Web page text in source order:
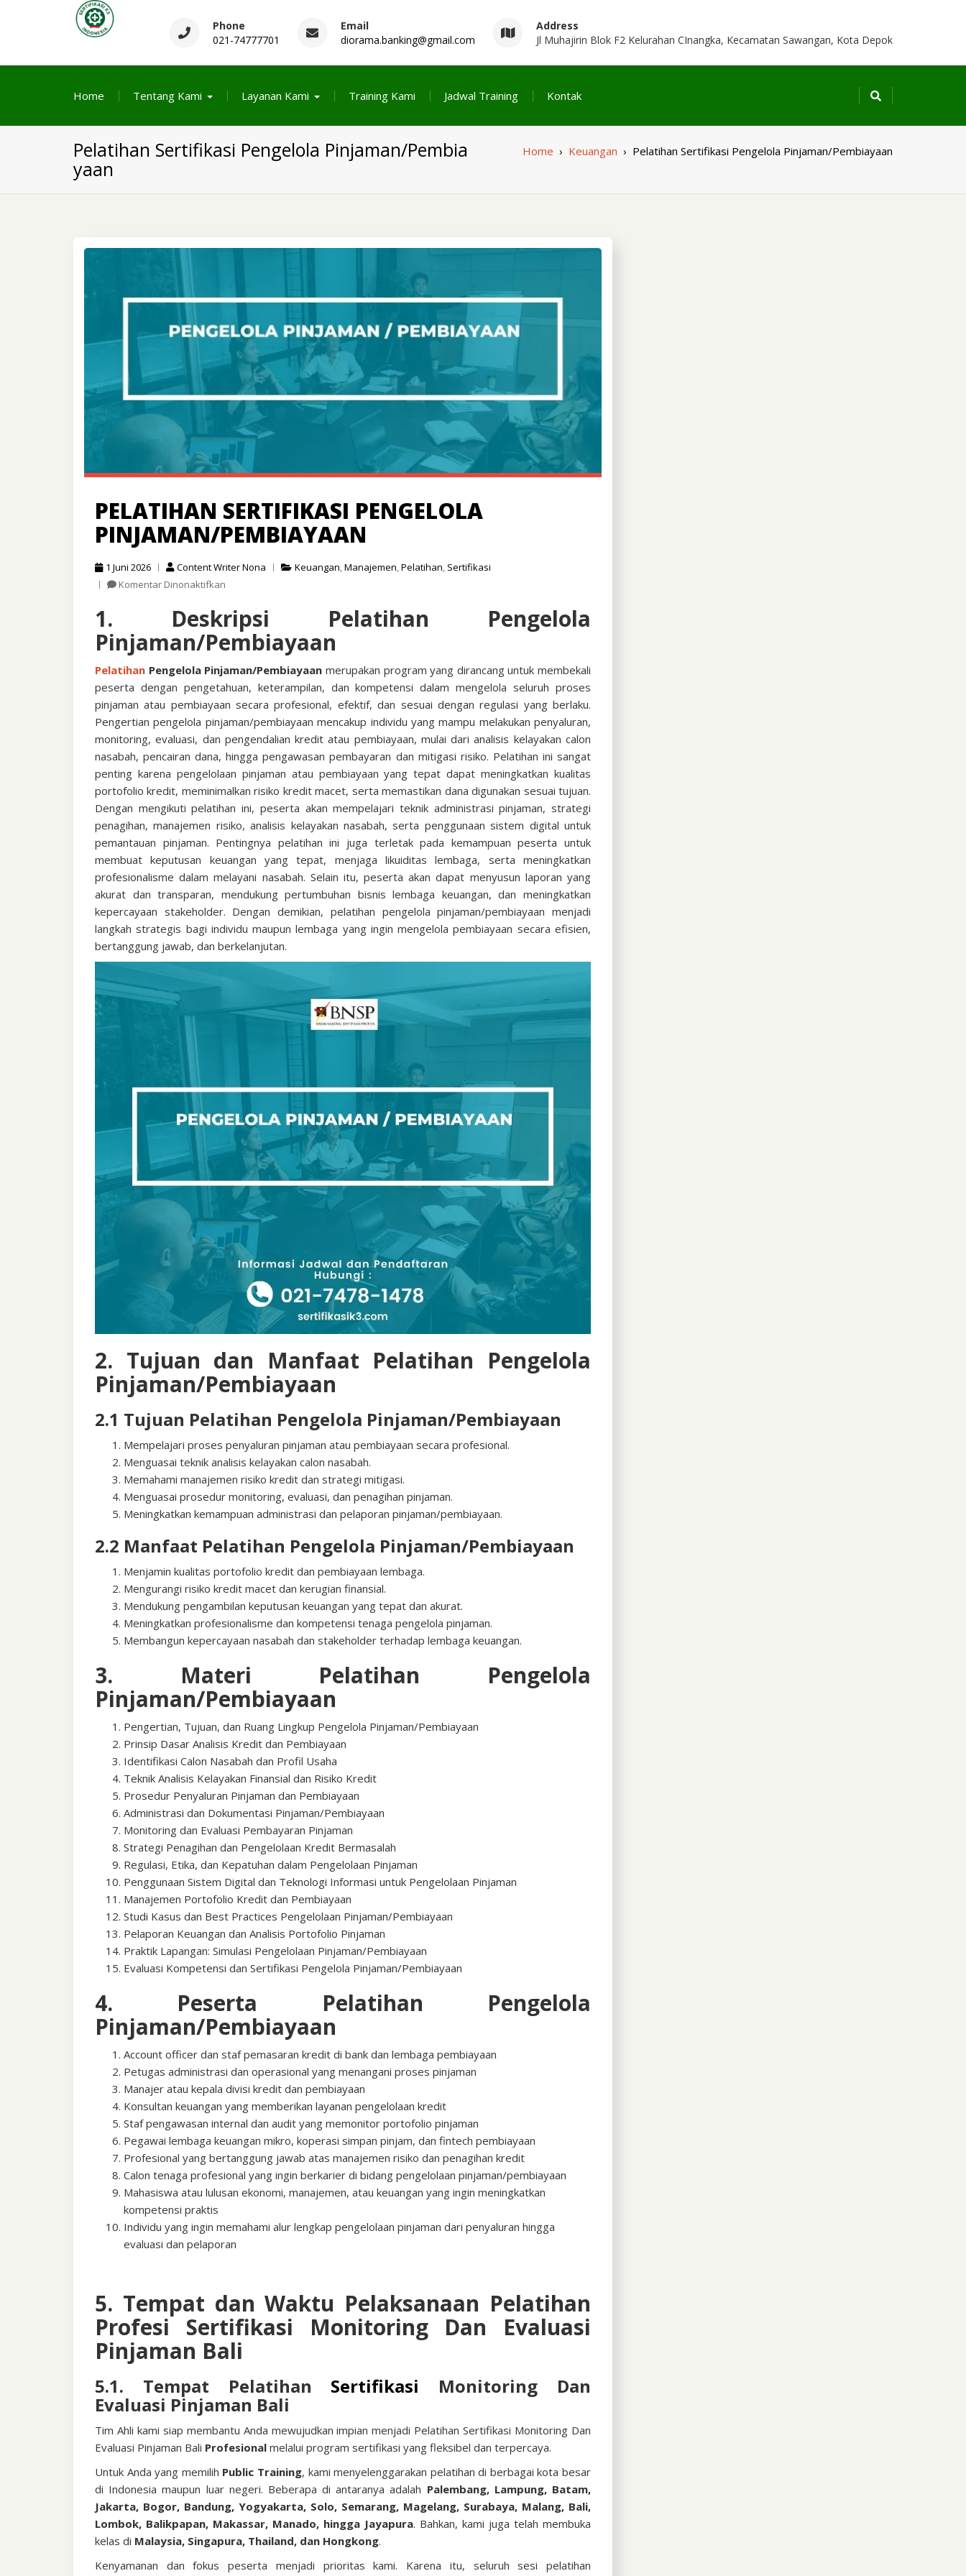
Sertifikasi K3 Indonesia
Pelatihan dan Sertifikasi di Indonesia Berlisensi
Phone
021-74777701
Email
diorama.banking@gmail.com
Address
Jl Muhajirin Blok F2 Kelurahan CInangka, Kecamatan Sawangan, Kota Depok
Home Tentang Kami Layanan Kami Training Kami Jadwal Training Kontak
Pelatihan Sertifikasi Pengelola Pinjaman/Pembia
yaan
Home › Keuangan › Pelatihan Sertifikasi Pengelola Pinjaman/Pembiayaan
PELATIHAN SERTIFIKASI PENGELOLA
PINJAMAN/PEMBIAYAAN
1 Juni 2026 Content Writer Nona Keuangan,Manajemen,Pelatihan, Sertifikasi
Komentar Dinonaktifkan
Sertifikasi
Pengelola
Pinjaman/Pembiayaan
1. Deskripsi Pelatihan Pengelola
Pinjaman/Pembiayaan
Pelatihan Pengelola Pinjaman/Pembiayaan merupakan program yang dirancang untuk membekali
peserta dengan pengetahuan, keterampilan, dan kompetensi dalam mengelola seluruh proses
pinjaman atau pembiayaan secara profesional, efektif, dan sesuai dengan regulasi yang berlaku.
Pengertian pengelola pinjaman/pembiayaan mencakup individu yang mampu melakukan penyaluran,
monitoring, evaluasi, dan pengendalian kredit atau pembiayaan, mulai dari analisis kelayakan calon
nasabah, pencairan dana, hingga pengawasan pembayaran dan mitigasi risiko. Pelatihan ini sangat
penting karena pengelolaan pinjaman atau pembiayaan yang tepat dapat meningkatkan kualitas
portofolio kredit, meminimalkan risiko kredit macet, serta memastikan dana digunakan sesuai tujuan.
Dengan mengikuti pelatihan ini, peserta akan mempelajari teknik administrasi pinjaman, strategi
penagihan, manajemen risiko, analisis kelayakan nasabah, serta penggunaan sistem digital untuk
pemantauan pinjaman. Pentingnya pelatihan ini juga terletak pada kemampuan peserta untuk
membuat keputusan keuangan yang tepat, menjaga likuiditas lembaga, serta meningkatkan
profesionalisme dalam melayani nasabah. Selain itu, peserta akan dapat menyusun laporan yang
akurat dan transparan, mendukung pertumbuhan bisnis lembaga keuangan, dan meningkatkan
kepercayaan stakeholder. Dengan demikian, pelatihan pengelola pinjaman/pembiayaan menjadi
langkah strategis bagi individu maupun lembaga yang ingin mengelola pembiayaan secara efisien,
bertanggung jawab, dan berkelanjutan.
2. Tujuan dan Manfaat Pelatihan Pengelola
Pinjaman/Pembiayaan
2.1 Tujuan Pelatihan Pengelola Pinjaman/Pembiayaan
Mempelajari proses penyaluran pinjaman atau pembiayaan secara profesional.
Menguasai teknik analisis kelayakan calon nasabah.
Memahami manajemen risiko kredit dan strategi mitigasi.
Menguasai prosedur monitoring, evaluasi, dan penagihan pinjaman.
Meningkatkan kemampuan administrasi dan pelaporan pinjaman/pembiayaan.
2.2 Manfaat Pelatihan Pengelola Pinjaman/Pembiayaan
Menjamin kualitas portofolio kredit dan pembiayaan lembaga.
Mengurangi risiko kredit macet dan kerugian finansial.
Mendukung pengambilan keputusan keuangan yang tepat dan akurat.
Meningkatkan profesionalisme dan kompetensi tenaga pengelola pinjaman.
Membangun kepercayaan nasabah dan stakeholder terhadap lembaga keuangan.
3. Materi Pelatihan Pengelola
Pinjaman/Pembiayaan
Pengertian, Tujuan, dan Ruang Lingkup Pengelola Pinjaman/Pembiayaan
Prinsip Dasar Analisis Kredit dan Pembiayaan
Identifikasi Calon Nasabah dan Profil Usaha
Teknik Analisis Kelayakan Finansial dan Risiko Kredit
Prosedur Penyaluran Pinjaman dan Pembiayaan
Administrasi dan Dokumentasi Pinjaman/Pembiayaan
Monitoring dan Evaluasi Pembayaran Pinjaman
Strategi Penagihan dan Pengelolaan Kredit Bermasalah
Regulasi, Etika, dan Kepatuhan dalam Pengelolaan Pinjaman
Penggunaan Sistem Digital dan Teknologi Informasi untuk Pengelolaan Pinjaman
Manajemen Portofolio Kredit dan Pembiayaan
Studi Kasus dan Best Practices Pengelolaan Pinjaman/Pembiayaan
Pelaporan Keuangan dan Analisis Portofolio Pinjaman
Praktik Lapangan: Simulasi Pengelolaan Pinjaman/Pembiayaan
Evaluasi Kompetensi dan Sertifikasi Pengelola Pinjaman/Pembiayaan
4. Peserta Pelatihan Pengelola
Pinjaman/Pembiayaan
Account officer dan staf pemasaran kredit di bank dan lembaga pembiayaan
Petugas administrasi dan operasional yang menangani proses pinjaman
Manajer atau kepala divisi kredit dan pembiayaan
Konsultan keuangan yang memberikan layanan pengelolaan kredit
Staf pengawasan internal dan audit yang memonitor portofolio pinjaman
Pegawai lembaga keuangan mikro, koperasi simpan pinjam, dan fintech pembiayaan
Profesional yang bertanggung jawab atas manajemen risiko dan penagihan kredit
Calon tenaga profesional yang ingin berkarier di bidang pengelolaan pinjaman/pembiayaan
Mahasiswa atau lulusan ekonomi, manajemen, atau keuangan yang ingin meningkatkan
kompetensi praktis
Individu yang ingin memahami alur lengkap pengelolaan pinjaman dari penyaluran hingga
evaluasi dan pelaporan
5. Tempat dan Waktu Pelaksanaan Pelatihan
Profesi Sertifikasi Monitoring Dan Evaluasi
Pinjaman Bali
5.1. Tempat Pelatihan Sertifikasi Monitoring Dan
Evaluasi Pinjaman Bali
Tim Ahli kami siap membantu Anda mewujudkan impian menjadi Pelatihan Sertifikasi Monitoring Dan
Evaluasi Pinjaman Bali Profesional melalui program sertifikasi yang fleksibel dan terpercaya.
Untuk Anda yang memilih Public Training, kami menyelenggarakan pelatihan di berbagai kota besar
di Indonesia maupun luar negeri. Beberapa di antaranya adalah Palembang, Lampung, Batam,
Jakarta, Bogor, Bandung, Yogyakarta, Solo, Semarang, Magelang, Surabaya, Malang, Bali,
Lombok, Balikpapan, Makassar, Manado, hingga Jayapura. Bahkan, kami juga telah membuka
kelas di Malaysia, Singapura, Thailand, dan Hongkong.
Kenyamanan dan fokus peserta menjadi prioritas kami. Karena itu, seluruh sesi pelatihan